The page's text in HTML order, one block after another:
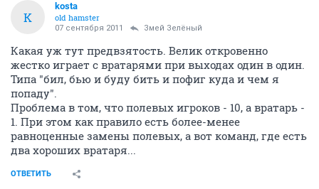
K
kosta
old hamster
07 сентября 2011 Змей Зелёный
Какая уж тут предвзятость. Велик откровенно
жестко играет с вратарями при выходах один в один.
Типа "бил, бью и буду бить и пофиг куда и чем я
попаду".
Проблема в том, что полевых игроков - 10, а вратарь -
1. При этом как правило есть более-менее
равноценные замены полевых, а вот команд, где есть
два хороших вратаря...
ОТВЕТИТЬ